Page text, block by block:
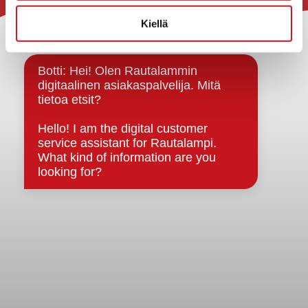
Kiellä
Strategiat, ohjelmat, ohjeet, suunnitelmat, säännöt ja
sopimukset
Asiakirjajulkisuuskuvaus
Evästeet
Saavutettavuusseloste
Tietosuoja
Tietosuojaselosteet